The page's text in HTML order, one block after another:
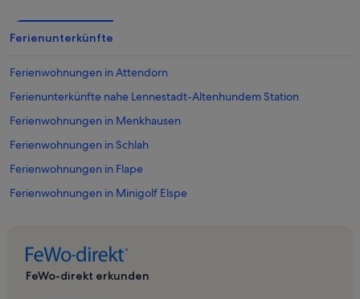
Ferienunterkünfte
Ferienwohnungen in Attendorn
Ferienunterkünfte nahe Lennestadt-Altenhundem Station
Ferienwohnungen in Menkhausen
Ferienwohnungen in Schlah
Ferienwohnungen in Flape
Ferienwohnungen in Minigolf Elspe
Ferienwohnungen in Brachthausen
FeWo-direkt erkunden